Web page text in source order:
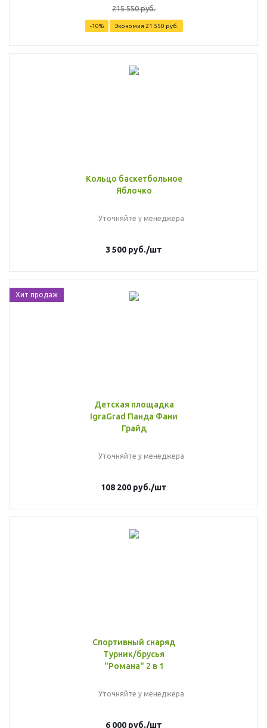
215 550руб.
-10% Экономия 21 550 руб.
Кольцо баскетбольное
Яблочко
Уточняйте у менеджера
3 500 руб./шт
Хит продаж
Детская площадка
IgraGrad Панда Фани
Грайд
Уточняйте у менеджера
108 200 руб./шт
Спортивный снаряд
Турник/брусья
"Романа" 2 в 1
Уточняйте у менеджера
6 000 руб./шт